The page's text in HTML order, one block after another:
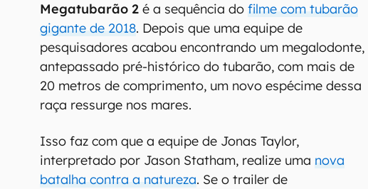
Megatubarão 2 é a sequência dofilme com tubarão
gigante de 2018. Depois que uma equipe de
pesquisadores acabou encontrando um megalodonte,
antepassado pré-histórico do tubarão, com mais de
20 metros de comprimento, um novo espécime dessa
raça ressurge nos mares.
Isso faz com que a equipe de Jonas Taylor,
interpretado por Jason Statham, realize uma nova
batalha contra a natureza. Se o trailer de